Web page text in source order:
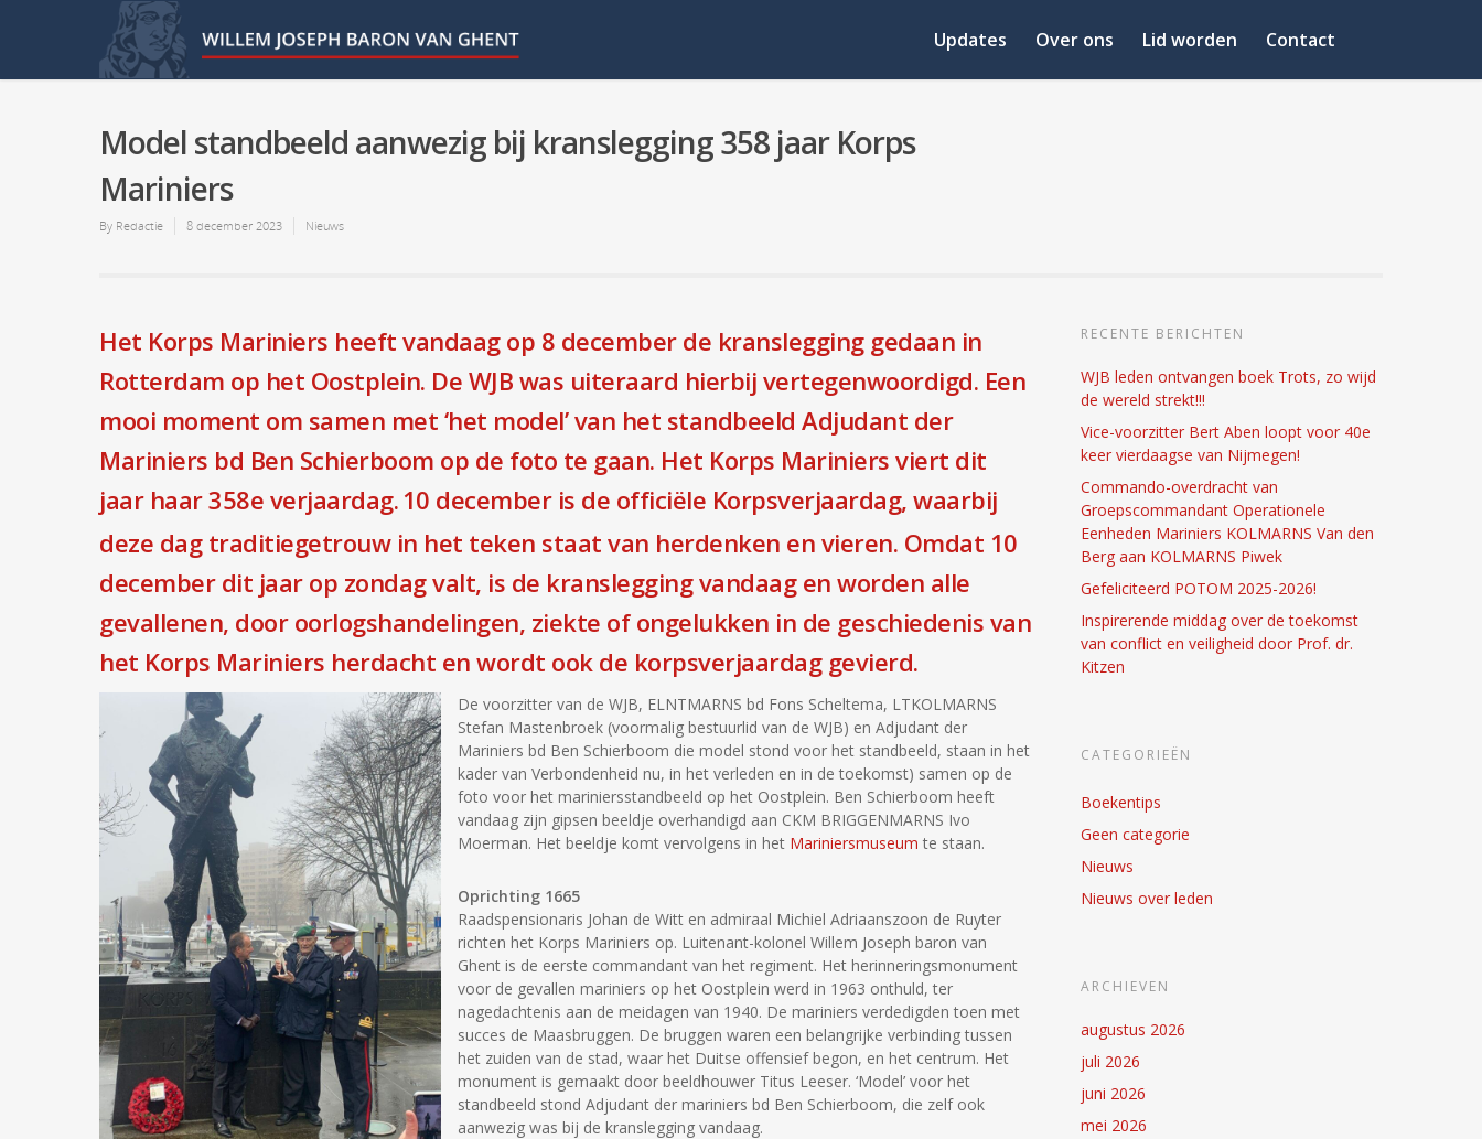
Updates Over ons Lid worden Contact
Model standbeeld aanwezig bij kranslegging 358 jaar Korps
Mariniers
By Redactie 8 december 2023 Nieuws
Het Korps Mariniers heeft vandaag op 8 december de kranslegging gedaan in
Rotterdam op het Oostplein. De WJB was uiteraard hierbij vertegenwoordigd. Een
mooi moment om samen met ‘het model’ van het standbeeld Adjudant der
Mariniers bd Ben Schierboom op de foto te gaan. Het Korps Mariniers viert dit
jaar haar 358e verjaardag. 10 december is de officiële Korpsverjaardag, waarbij
deze dag traditiegetrouw in het teken staat van herdenken en vieren. Omdat 10
december dit jaar op zondag valt, is de kranslegging vandaag en worden alle
gevallenen, door oorlogshandelingen, ziekte of ongelukken in de geschiedenis van
het Korps Mariniers herdacht en wordt ook de korpsverjaardag gevierd.
De voorzitter van de WJB, ELNTMARNS bd Fons Scheltema, LTKOLMARNS
Stefan Mastenbroek (voormalig bestuurlid van de WJB) en Adjudant der
Mariniers bd Ben Schierboom die model stond voor het standbeeld, staan in het
kader van Verbondenheid nu, in het verleden en in de toekomst) samen op de
foto voor het mariniersstandbeeld op het Oostplein. Ben Schierboom heeft
vandaag zijn gipsen beeldje overhandigd aan CKM BRIGGENMARNS Ivo
Moerman. Het beeldje komt vervolgens in het Mariniersmuseum te staan.
Oprichting 1665
Raadspensionaris Johan de Witt en admiraal Michiel Adriaanszoon de Ruyter
richten het Korps Mariniers op. Luitenant-kolonel Willem Joseph baron van
Ghent is de eerste commandant van het regiment. Het herinneringsmonument
voor de gevallen mariniers op het Oostplein werd in 1963 onthuld, ter
nagedachtenis aan de meidagen van 1940. De mariniers verdedigden toen met
succes de Maasbruggen. De bruggen waren een belangrijke verbinding tussen
het zuiden van de stad, waar het Duitse offensief begon, en het centrum. Het
monument is gemaakt door beeldhouwer Titus Leeser. ‘Model’ voor het
standbeeld stond Adjudant der mariniers bd Ben Schierboom, die zelf ook
aanwezig was bij de kranslegging vandaag.
RECENTE BERICHTEN
WJB leden ontvangen boek Trots, zo wijd
de wereld strekt!!!
Vice-voorzitter Bert Aben loopt voor 40e
keer vierdaagse van Nijmegen!
Commando-overdracht van
Groepscommandant Operationele
Eenheden Mariniers KOLMARNS Van den
Berg aan KOLMARNS Piwek
Gefeliciteerd POTOM 2025-2026!
Inspirerende middag over de toekomst
van conflict en veiligheid door Prof. dr.
Kitzen
CATEGORIEËN
Boekentips
Geen categorie
Nieuws
Nieuws over leden
ARCHIEVEN
augustus 2026
juli 2026
juni 2026
mei 2026